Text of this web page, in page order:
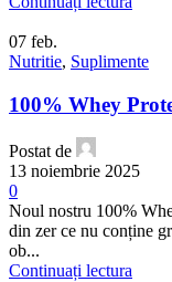
07 feb.
Nutritie, Suplimente
100% Whey
Postat de
13 noiembrie 2025
0
Noul nostru 100%
din zer ce nu conține
ob...
Continuați lectura